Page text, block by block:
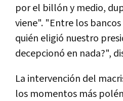
por el billón y medio,
viene". "Entre los
quién eligió nuestro
decepcionó en nada?",
La intervención del
los momentos más